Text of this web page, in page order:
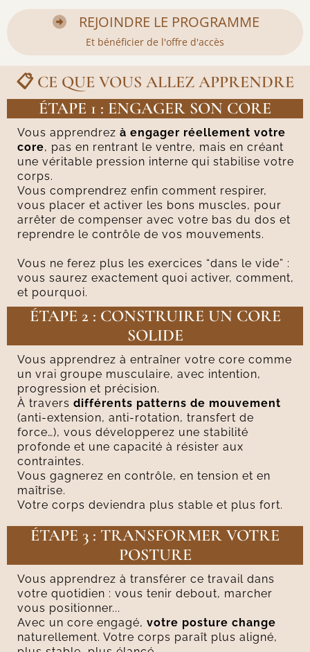
REJOINDRE LE PROGRAMME
Et bénéficier de l'offre d'accès
📋 CE QUE VOUS ALLEZ APPRENDRE
ÉTAPE 1 : ENGAGER SON CORE
Vous apprendrez à engager réellement votre
core, pas en rentrant le ventre, mais en créant
une véritable pression interne qui stabilise votre
corps.
Vous comprendrez enfin comment respirer,
vous placer et activer les bons muscles, pour
arrêter de compenser avec votre bas du dos et
reprendre le contrôle de vos mouvements.
Vous ne ferez plus les exercices “dans le vide” :
vous saurez exactement quoi activer, comment,
et pourquoi.
ÉTAPE 2 : CONSTRUIRE UN CORE
SOLIDE
Vous apprendrez à entraîner votre core comme
un vrai groupe musculaire, avec intention,
progression et précision.
À travers différents patterns de mouvement
(anti-extension, anti-rotation, transfert de
force…), vous développerez une stabilité
profonde et une capacité à résister aux
contraintes.
Vous gagnerez en contrôle, en tension et en
maîtrise.
Votre corps deviendra plus stable et plus fort.
ÉTAPE 3 : TRANSFORMER VOTRE
POSTURE
Vous apprendrez à transférer ce travail dans
votre quotidien : vous tenir debout, marcher
vous positionner...
Avec un core engagé, votre posture change
naturellement. Votre corps paraît plus aligné,